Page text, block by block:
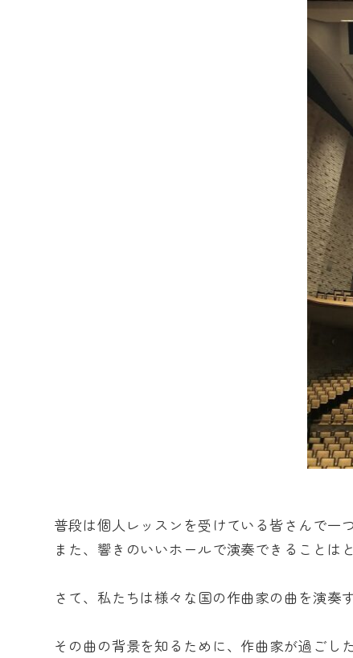
普段は個人レッスンを受けている皆さんで一
また、響きのいいホールで演奏できることは
さて、私たちは様々な国の作曲家の曲を演奏
その曲の背景を知るために、作曲家が過ごし